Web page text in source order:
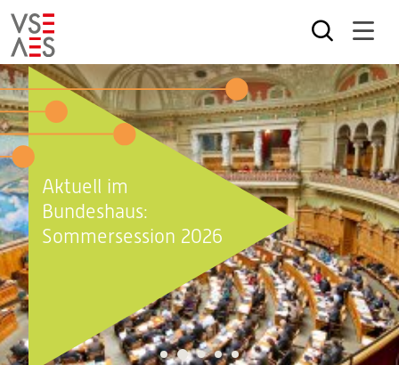
Direkt
zum
Inhalt
Aktuell im
Bundeshaus:
Sommersession 2026
1 2 3 4 5